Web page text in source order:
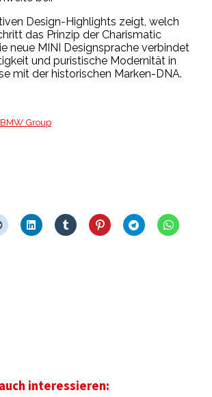
Design-Highlights zeigt, welch
das Prinzip der Charismatic
neue MINI Designsprache verbindet
und puristische Modernität in
mit der historischen Marken-DNA.
Group
interessieren: